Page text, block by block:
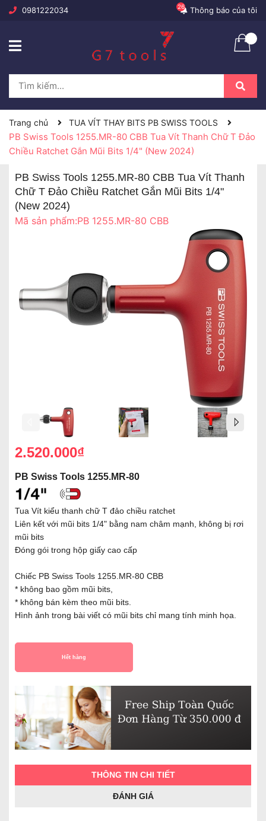
0981222034 Thông báo của tôi
26
Trang chủ TUA VÍT THAY BITS PB SWISS TOOLS
PB Swiss Tools 1255.MR-80 CBB Tua Vít Thanh Chữ T Đảo
Chiều Ratchet Gắn Mũi Bits 1/4" (New 2024)
PB Swiss Tools 1255.MR-80 CBB Tua Vít Thanh
Chữ T Đảo Chiều Ratchet Gắn Mũi Bits 1/4"
(New 2024)
Mã sản phẩm:PB 1255.MR-80 CBB
2.520.000₫
PB Swiss Tools 1255.MR-80
Tua Vít kiểu thanh chữ T đảo chiều ratchet
Liên kết với mũi bits 1/4" bằng nam châm mạnh, không bị rơi
mũi bits
Đóng gói trong hộp giấy cao cấp
Chiếc PB Swiss Tools 1255.MR-80 CBB
* không bao gồm mũi bits,
* không bán kèm theo mũi bits.
Hình ảnh trong bài viết có mũi bits chỉ mang tính minh họa.
Hết hàng
THÔNG TIN CHI TIẾT
ĐÁNH GIÁ